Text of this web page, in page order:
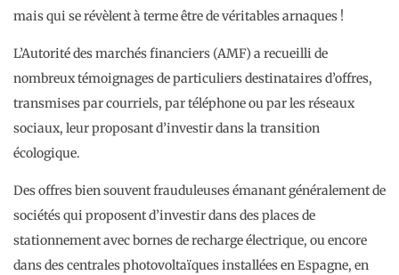
mais qui se révèlent à terme être de véritables arnaques !
L’Autorité des marchés financiers (AMF) a recueilli de
nombreux témoignages de particuliers destinataires d’offres,
transmises par courriels, par téléphone ou par les réseaux
sociaux, leur proposant d’investir dans la transition
écologique.
Des offres bien souvent frauduleuses émanant généralement de
sociétés qui proposent d’investir dans des places de
stationnement avec bornes de recharge électrique, ou encore
dans des centrales photovoltaïques installées en Espagne, en